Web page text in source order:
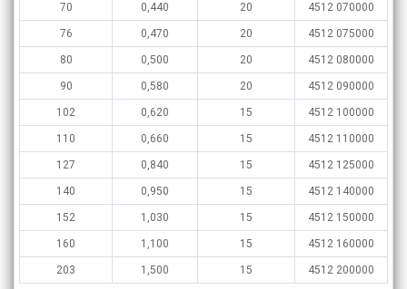
70 0,440 20 4512 070000
76 0,470 20 4512 075000
80 0,500 20 4512 080000
90 0,580 20 4512 090000
102 0,620 15 4512 100000
110 0,660 15 4512 110000
127 0,840 15 4512 125000
140 0,950 15 4512 140000
152 1,030 15 4512 150000
160 1,100 15 4512 160000
203 1,500 15 4512 200000